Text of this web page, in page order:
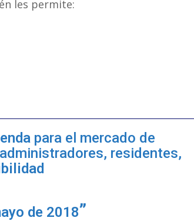
les permite:
para el mercado de
residentes,
de 2018